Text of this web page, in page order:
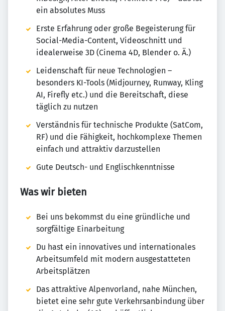
ein absolutes Muss
Erste Erfahrung oder große Begeisterung für
Social-Media-Content, Videoschnitt und
idealerweise 3D (Cinema 4D, Blender o. Ä.)
Leidenschaft für neue Technologien –
besonders KI-Tools (Midjourney, Runway, Kling
AI, Firefly etc.) und die Bereitschaft, diese
täglich zu nutzen
Verständnis für technische Produkte (SatCom,
RF) und die Fähigkeit, hochkomplexe Themen
einfach und attraktiv darzustellen
Gute Deutsch- und Englischkenntnisse
Was wir bieten
Bei uns bekommst du eine gründliche und
sorgfältige Einarbeitung
Du hast ein innovatives und internationales
Arbeitsumfeld mit modern ausgestatteten
Arbeitsplätzen
Das attraktive Alpenvorland, nahe München,
bietet eine sehr gute Verkehrsanbindung über